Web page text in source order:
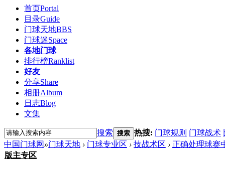
首页Portal
目录Guide
门球天地BBS
门球迷Space
各地门球
排行榜Ranklist
好友
分享Share
相册Album
日志Blog
文集
搜索 搜索 热搜: 门球规则 门球战术
中国门球网 »门球天地 › 门球专业区 › 技战术区 › 正确处理球赛
版主专区